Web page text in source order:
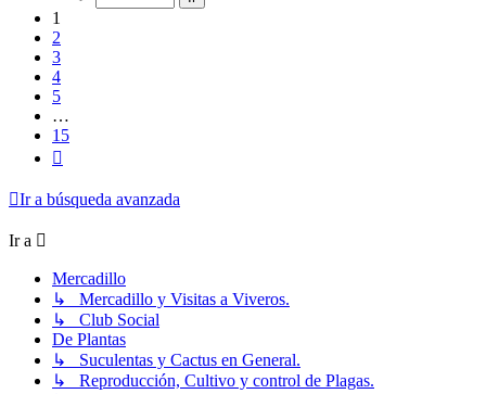
1
2
3
4
5
…
15
Ir a búsqueda avanzada
Ir a
Mercadillo
↳ Mercadillo y Visitas a Viveros.
↳ Club Social
De Plantas
↳ Suculentas y Cactus en General.
↳ Reproducción, Cultivo y control de Plagas.